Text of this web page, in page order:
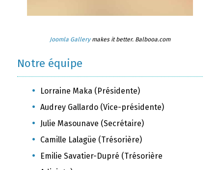
Joomla Gallerymakes it better. Balbooa.com
Notre équipe
Lorraine Maka (Présidente)
Audrey Gallardo (Vice-présidente)
Julie Masounave (Secrétaire)
Camille Lalagüe (Trésorière)
Emilie Savatier-Dupré (Trésorière